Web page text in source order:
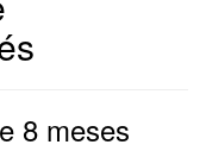
8 meses